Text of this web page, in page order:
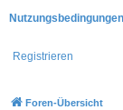
Nutzungsbedingungen
Registrieren
Foren-Übersicht